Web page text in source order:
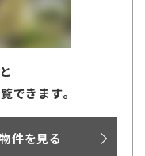
できます。
件を見る